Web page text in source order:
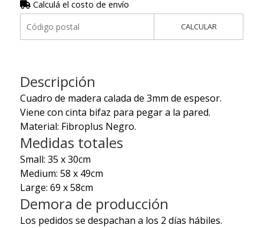
Calculá el costo de envío
CALCULAR
Descripción
Cuadro de madera calada de 3mm de espesor.
Viene con cinta bifaz para pegar a la pared.
Material: Fibroplus Negro.
Medidas totales
Small: 35 x 30cm
Medium: 58 x 49cm
Large: 69 x 58cm
Demora de producción
Los pedidos se despachan a los 2 días hábiles.